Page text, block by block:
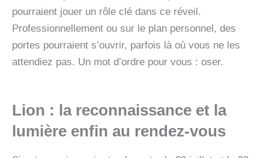
pourraient jouer un rôle clé dans ce réveil.
Professionnellement ou sur le plan personnel, des
portes pourraient s’ouvrir, parfois là où vous ne les
attendiez pas. Un mot d’ordre pour vous : oser.
Lion : la reconnaissance et la
lumière enfin au rendez-vous